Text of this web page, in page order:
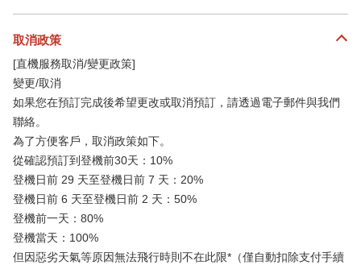
取消政策
[直機服務取消/變更政策]
變更/取消
如果您在預訂完成後希望更改或取消預訂，請透過電子郵件與我們
聯絡。
為了方便客戶，取消政策如下。
從確認預訂到登機前30天：10%
登機日前 29 天至登機日前 7 天：20%
登機日前 6 天至登機日前 2 天：50%
登機前一天：80%
登機當天：100%
但因惡劣天氣等原因無法飛行時則不在此限*（僅自動扣除支付手續